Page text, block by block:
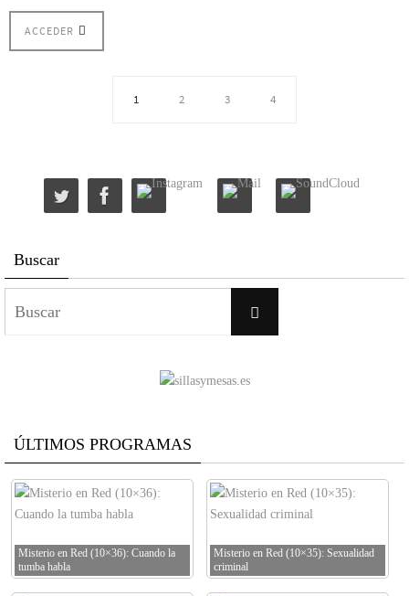
ACCEDER
1 2 3 4
Buscar
Buscar
ÚLTIMOS PROGRAMAS
Misterio en Red (10×36): Cuando la
tumba habla
Misterio en Red (10×35): Sexualidad
criminal